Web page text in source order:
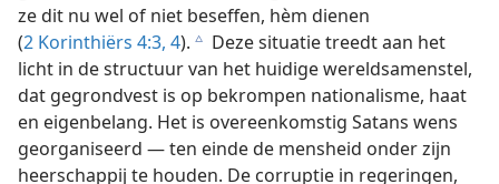
ze dit nu wel of niet beseffen, hèm dienen
(2 Korinthiërs 4:3, 4). c Deze situatie treedt aan het
licht in de structuur van het huidige wereldsamenstel,
dat gegrondvest is op bekrompen nationalisme, haat
en eigenbelang. Het is overeenkomstig Satans wens
georganiseerd — ten einde de mensheid onder zijn
heerschappij te houden. De corruptie in regeringen,